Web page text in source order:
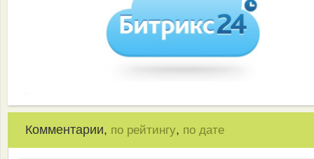
Комментарии, по рейтингу, по дате